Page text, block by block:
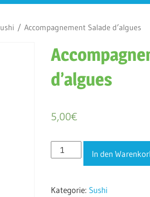
/ Accompagnement Salade d’algues
d’algues
5,00€
Accompagnement
Menge
In den
Kategorie: Sushi